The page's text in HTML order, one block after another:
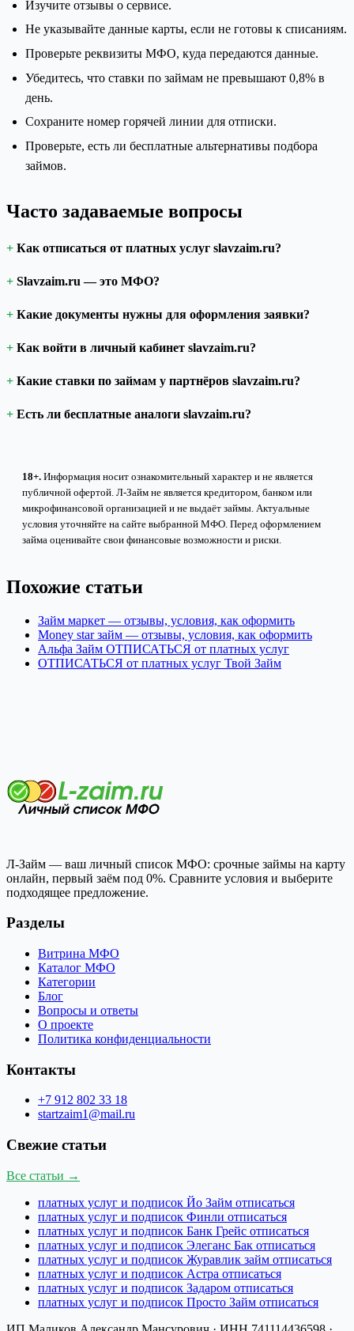
Изучите отзывы о сервисе.
Не указывайте данные карты, если не готовы к списаниям.
Проверьте реквизиты МФО, куда передаются данные.
Убедитесь, что ставки по займам не превышают 0,8% в
день.
Сохраните номер горячей линии для отписки.
Проверьте, есть ли бесплатные альтернативы подбора
займов.
Часто задаваемые вопросы
Как отписаться от платных услуг slavzaim.ru?
Slavzaim.ru — это МФО?
Какие документы нужны для оформления заявки?
Как войти в личный кабинет slavzaim.ru?
Какие ставки по займам у партнёров slavzaim.ru?
Есть ли бесплатные аналоги slavzaim.ru?
18+. Информация носит ознакомительный характер и не является
публичной офертой. Л-Займ не является кредитором, банком или
микрофинансовой организацией и не выдаёт займы. Актуальные
условия уточняйте на сайте выбранной МФО. Перед оформлением
займа оценивайте свои финансовые возможности и риски.
Похожие статьи
Займ маркет — отзывы, условия, как оформить
Money star займ — отзывы, условия, как оформить
Альфа Займ ОТПИСАТЬСЯ от платных услуг
ОТПИСАТЬСЯ от платных услуг Твой Займ
Л-Займ — ваш личный список МФО: срочные займы на карту
онлайн, первый заём под 0%. Сравните условия и выберите
подходящее предложение.
Разделы
Витрина МФО
Каталог МФО
Категории
Блог
Вопросы и ответы
О проекте
Политика конфиденциальности
Контакты
+7 912 802 33 18
startzaim1@mail.ru
Свежие статьи
Все статьи →
платных услуг и подписок Йо Займ отписаться
платных услуг и подписок Финли отписаться
платных услуг и подписок Банк Грейс отписаться
платных услуг и подписок Элеганс Бак отписаться
платных услуг и подписок Журавлик займ отписаться
платных услуг и подписок Астра отписаться
платных услуг и подписок Задаром отписаться
платных услуг и подписок Просто Займ отписаться